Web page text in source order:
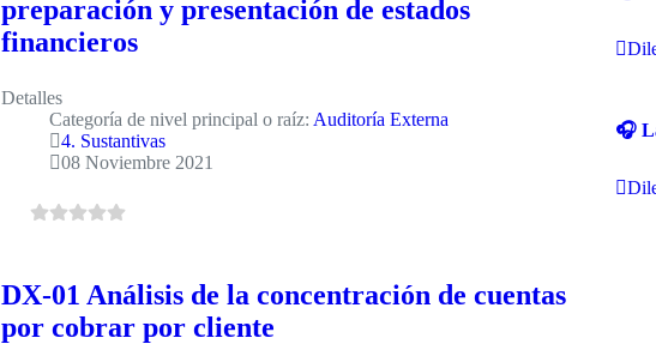
preparación y presentación de estados
financieros
Detalles
Categoría de nivel principal o raíz: Auditoría Externa
4. Sustantivas
08 Noviembre 2021
DX-01 Análisis de la concentración de cuentas
por cobrar por cliente
🎧